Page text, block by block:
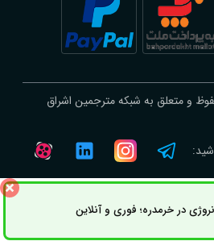
و متعلق به شبکه مترجمین اشراق
در خرمدره؛ فوری و آنلاین